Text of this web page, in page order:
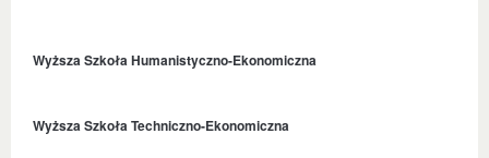
Wyższa Szkoła Humanistyczno-Ekonomiczna
Wyższa Szkoła Techniczno-Ekonomiczna